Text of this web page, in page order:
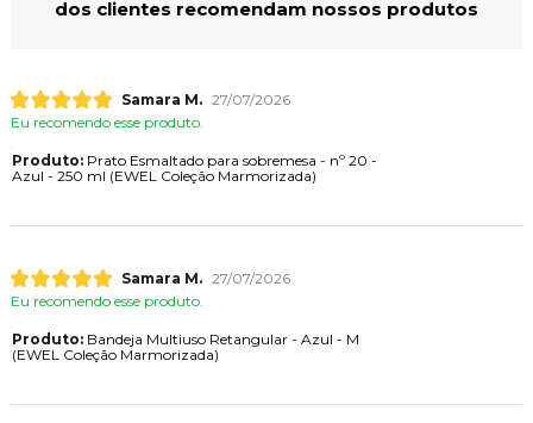
dos clientes recomendam nossos produtos
Samara M. 27/07/2026
Eu recomendo esse produto.
Produto:Prato Esmaltado para sobremesa - nº 20 -
Azul - 250 ml (EWEL Coleção Marmorizada)
Samara M. 27/07/2026
Eu recomendo esse produto.
Produto:Bandeja Multiuso Retangular - Azul - M
(EWEL Coleção Marmorizada)